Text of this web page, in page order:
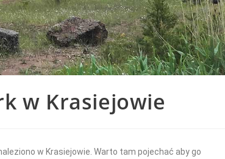
w Krasiejowie
w Krasiejowie. Warto tam pojechać aby go